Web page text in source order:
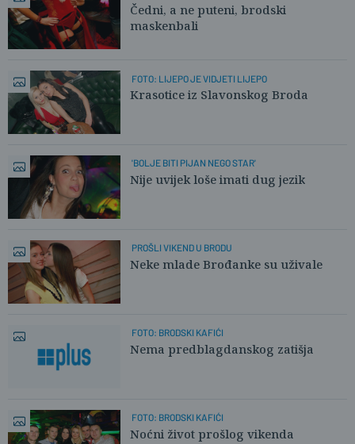
Čedni, a ne puteni, brodski
maskenbali
FOTO: LIJEPO JE VIDJETI LIJEPO
Krasotice iz Slavonskog Broda
'BOLJE BITI PIJAN NEGO STAR'
Nije uvijek loše imati dug jezik
PROŠLI VIKEND U BRODU
Neke mlade Brođanke su uživale
FOTO: BRODSKI KAFIĆI
Nema predblagdanskog zatišja
FOTO: BRODSKI KAFIĆI
Noćni život prošlog vikenda